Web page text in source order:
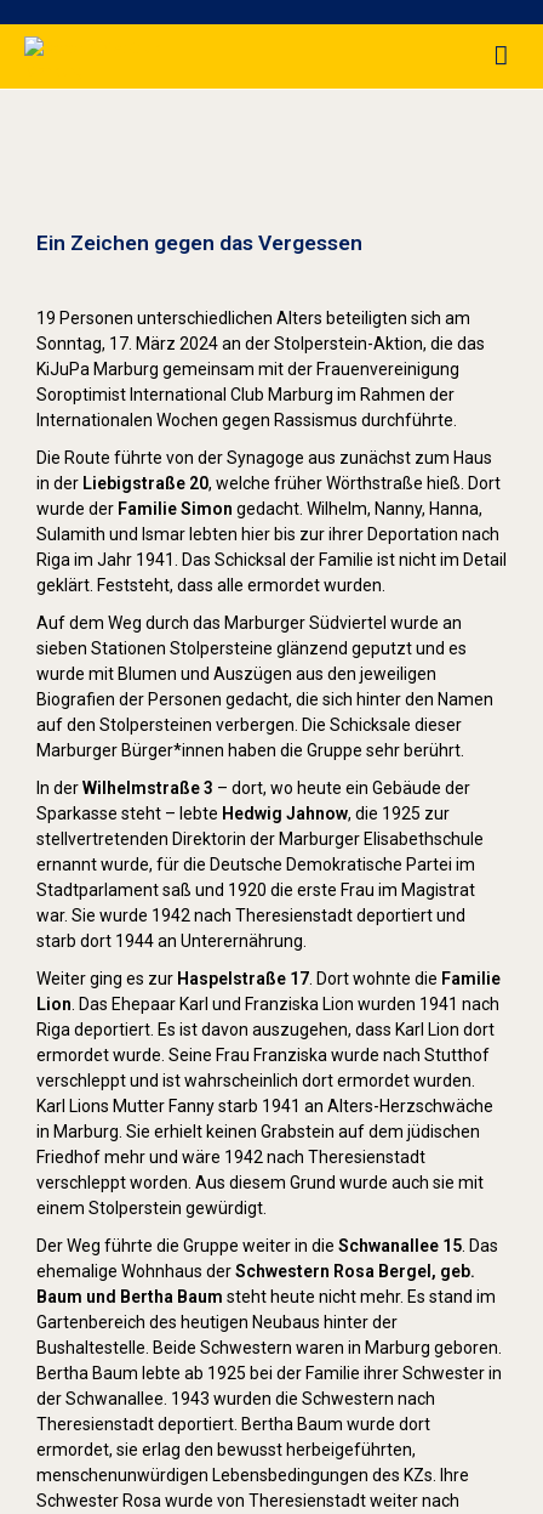
Ein Zeichen gegen das Vergessen
19 Personen unterschiedlichen Alters beteiligten sich am
Sonntag, 17. März 2024 an der Stolperstein-Aktion, die das
KiJuPa Marburg gemeinsam mit der Frauenvereinigung
Soroptimist International Club Marburg im Rahmen der
Internationalen Wochen gegen Rassismus durchführte.
Die Route führte von der Synagoge aus zunächst zum Haus
in der Liebigstraße 20, welche früher Wörthstraße hieß. Dort
wurde der Familie Simon gedacht. Wilhelm, Nanny, Hanna,
Sulamith und Ismar lebten hier bis zur ihrer Deportation nach
Riga im Jahr 1941. Das Schicksal der Familie ist nicht im Detail
geklärt. Feststeht, dass alle ermordet wurden.
Auf dem Weg durch das Marburger Südviertel wurde an
sieben Stationen Stolpersteine glänzend geputzt und es
wurde mit Blumen und Auszügen aus den jeweiligen
Biografien der Personen gedacht, die sich hinter den Namen
auf den Stolpersteinen verbergen. Die Schicksale dieser
Marburger Bürger*innen haben die Gruppe sehr berührt.
In derWilhelmstraße 3 – dort, wo heute ein Gebäude der
Sparkasse steht – lebte Hedwig Jahnow, die 1925 zur
stellvertretenden Direktorin der Marburger Elisabethschule
ernannt wurde, für die Deutsche Demokratische Partei im
Stadtparlament saß und 1920 die erste Frau im Magistrat
war. Sie wurde 1942 nach Theresienstadt deportiert und
starb dort 1944 an Unterernährung.
Weiter ging es zur Haspelstraße 17 . Dort wohnte die Familie
Lion . Das Ehepaar Karl und Franziska Lion wurden 1941 nach
Riga deportiert. Es ist davon auszugehen, dass Karl Lion dort
ermordet wurde. Seine Frau Franziska wurde nach Stutthof
verschleppt und ist wahrscheinlich dort ermordet wurden.
Karl Lions Mutter Fanny starb 1941 an Alters-Herzschwäche
in Marburg. Sie erhielt keinen Grabstein auf dem jüdischen
Friedhof mehr und wäre 1942 nach Theresienstadt
verschleppt worden. Aus diesem Grund wurde auch sie mit
einem Stolperstein gewürdigt.
Der Weg führte die Gruppe weiter in die Schwanallee 15 . Das
ehemalige Wohnhaus derSchwestern Rosa Bergel, geb.
Baum und Bertha Baum steht heute nicht mehr. Es stand im
Gartenbereich des heutigen Neubaus hinter der
Bushaltestelle. Beide Schwestern waren in Marburg geboren.
Bertha Baum lebte ab 1925 bei der Familie ihrer Schwester in
der Schwanallee. 1943 wurden die Schwestern nach
Theresienstadt deportiert. Bertha Baum wurde dort
ermordet, sie erlag den bewusst herbeigeführten,
menschenunwürdigen Lebensbedingungen des KZs. Ihre
Schwester Rosa wurde von Theresienstadt weiter nach